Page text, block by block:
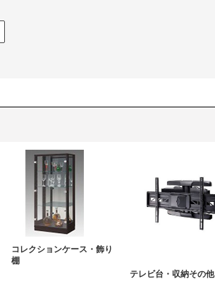
コレクションケース・飾り
棚
テレビ台・収納その他